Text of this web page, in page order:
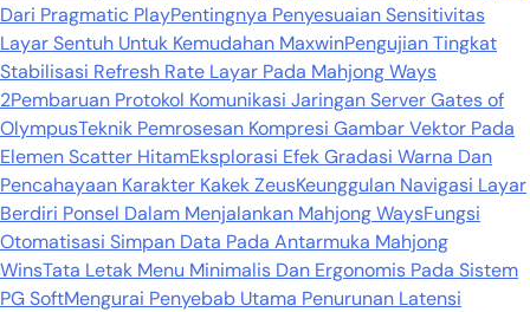
Dari Pragmatic PlayPentingnya Penyesuaian Sensitivitas
Layar Sentuh Untuk Kemudahan MaxwinPengujian Tingkat
Stabilisasi Refresh Rate Layar Pada Mahjong Ways
2Pembaruan Protokol Komunikasi Jaringan Server Gates of
OlympusTeknik Pemrosesan Kompresi Gambar Vektor Pada
Elemen Scatter HitamEksplorasi Efek Gradasi Warna Dan
Pencahayaan Karakter Kakek ZeusKeunggulan Navigasi Layar
Berdiri Ponsel Dalam Menjalankan Mahjong WaysFungsi
Otomatisasi Simpan Data Pada Antarmuka Mahjong
WinsTata Letak Menu Minimalis Dan Ergonomis Pada Sistem
PG SoftMengurai Penyebab Utama Penurunan Latensi